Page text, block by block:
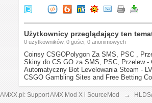
Użytkownicy przeglądający ten
0 użytkowników, 0 gości, 0 anonimowych
Coinsy CSGOPolygon Za SMS, PSC ,
Skiny do CS:GO za SMS, PSC, Przelew -
Automatyczny Bot Levelowania Steam -
CSGO Gambling Sites and Free Betting
AMXX.pl: Support AMX Mod X i SourceMod →